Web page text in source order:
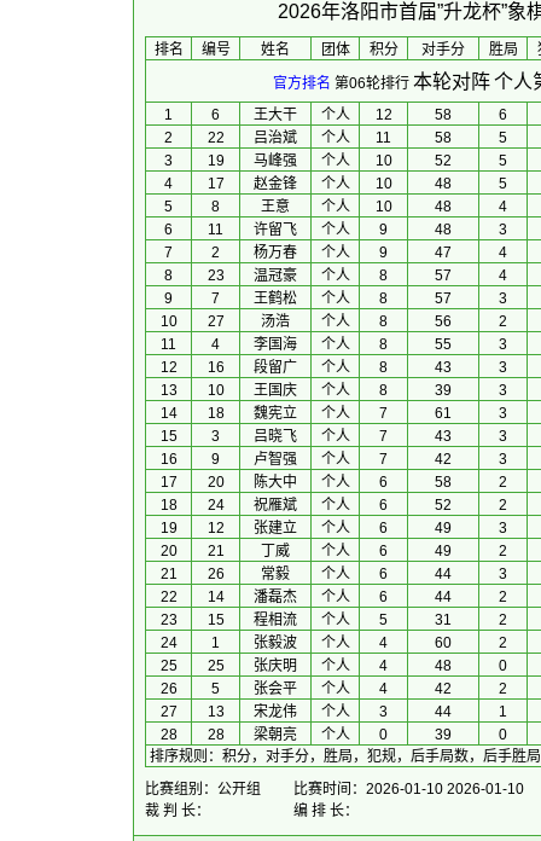
2026年洛阳市首届”升龙杯”
排名 编号 姓名 团体 积分 对手分 胜局
官方排名 第06轮排行 本轮对阵个人
1 6 王大干 个人 12 58
6
2
22 吕治斌 个人 11 58
5
3
19 马峰强 个人 10 52
5
4
17 赵金锋 个人 10 48
5
5
8 王意 个人 10 48
4
6
11 许留飞 个人 9 48
3
7
2 杨万春 个人 9 47
4
8
23 温冠豪 个人 8 57
4
9
7 王鹤松 个人 8 57
3
10
27 汤浩 个人 8 56
2
11
4 李国海 个人 8 55
3
12
16 段留广 个人 8 43
3
13
10 王国庆 个人 8 39
3
14
18 魏宪立 个人 7 61
3
15
3 吕晓飞 个人 7 43
3
16
9 卢智强 个人 7 42
3
17
20 陈大中 个人 6 58
2
18
24 祝雁斌 个人 6 52
2
19
12 张建立 个人 6 49
3
20
21 丁威 个人 6 49
2
21
26 常毅 个人 6 44
3
22
14 潘磊杰 个人 6 44
2
23
15 程相流 个人 5 31
2
24
1 张毅波 个人 4 60
2
25
25 张庆明 个人 4 48
0
26
5 张会平 个人 4 42
2
27
13 宋龙伟 个人 3 44
1
28
28 梁朝亮 个人 0 39
0
排序规则 ： 积分，对手分，胜局，犯规，后手局数，后手胜
比赛组别：公开组
比赛时间：2026-01-10 2026-01-10
裁 判 长：
编 排 长：